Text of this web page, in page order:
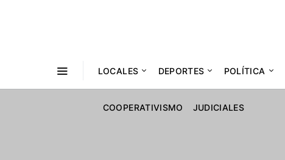
LOCALES DEPORTES POLÍTICA
COOPERATIVISMO JUDICIALES